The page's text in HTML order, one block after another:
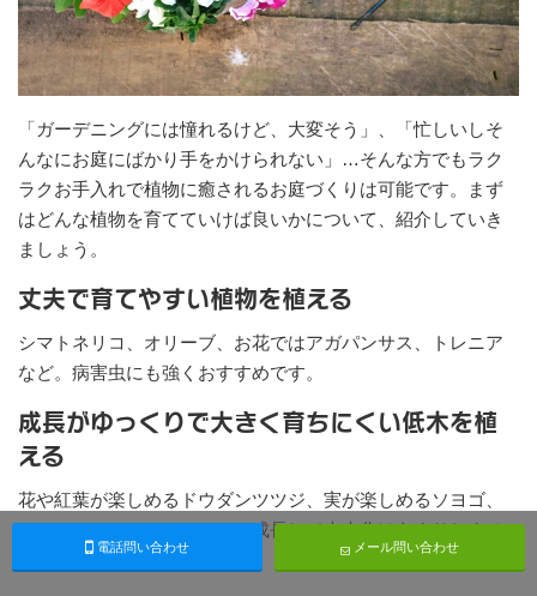
「ガーデニングには憧れるけど、大変そう」、「忙しいしそ
んなにお庭にばかり手をかけられない」…そんな方でもラク
ラクお手入れで植物に癒されるお庭づくりは可能です。まず
はどんな植物を育てていけば良いかについて、紹介していき
ましょう。
丈夫で育てやすい植物を植える
シマトネリコ、オリーブ、お花ではアガパンサス、トレニア
など。病害虫にも強くおすすめです。
成長がゆっくりで大きく育ちにくい低木を植
える
花や紅葉が楽しめるドウダンツツジ、実が楽しめるソヨゴ、
フェイジョアなどはゆっくり成長して大木化はあまりしませ
電話問い合わせ メール問い合わせ